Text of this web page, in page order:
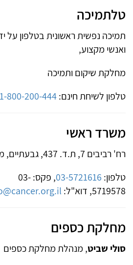
טלתמיכה
תמיכה נפשית ראשונית בטלפון על
ואנשי מקצוע,
מחלקת שיקום ותמיכה
טלפון לשיחת חינם:1-800-200-444
משרד ראשי
רח' רביבים 7, ת.ד. 437, גבעתיים, מיקוד 5348505
טלפון: 03-5721616
, פקס: 03-
5719578, דוא"ל:
מחלקת כספים
סולי שביט, מנהלת מחלקת כספים